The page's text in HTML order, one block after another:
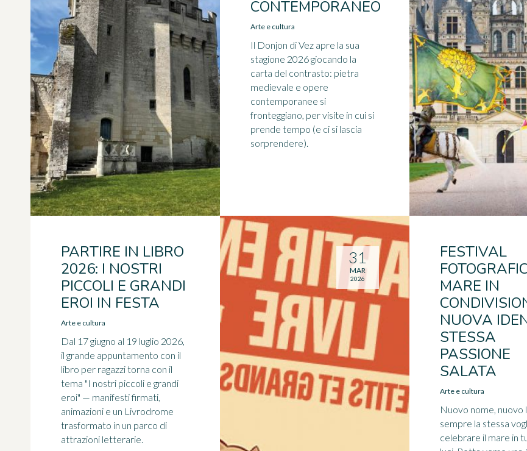
CONTEMPORANEO
Arte e cultura
Il Donjon di Vez apre la sua
stagione 2026 giocando la
carta del contrasto: pietra
medievale e opere
contemporanee si
fronteggiano, per visite in cui si
prende tempo (e ci si lascia
sorprendere).
PARTIRE IN LIBRO
2026: I NOSTRI
PICCOLI E GRANDI
EROI IN FESTA
Arte e cultura
Dal 17 giugno al 19 luglio 2026,
il grande appuntamento con il
libro per ragazzi torna con il
tema "I nostri piccoli e grandi
eroi" — manifesti firmati,
animazioni e un Livrodrome
trasformato in un parco di
attrazioni letterarie.
31
MAR
2026
FESTIVAL
MARE IN
NUOVA
STESSA
PASSIONE
SALATA
Arte e cultura
Nuovo nome, nuovo
sempre la stessa
celebrare il mare in